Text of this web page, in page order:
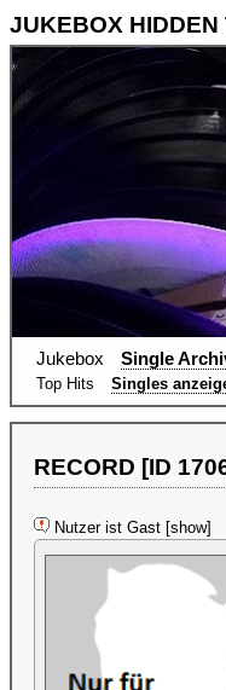
JUKEBOX HIDDEN
Jukebox Single
Top Hits Singles
RECORD [ID
Nutzer ist Gast [show]